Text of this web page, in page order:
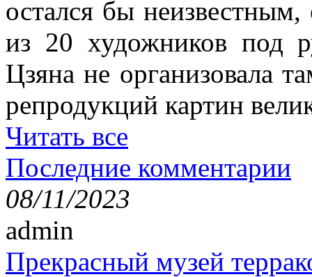
остался бы
из 20 художников под
Цзяна не организовала
репродукций картин
Читать все
Последние комментарии
08/11/2023
admin
Прекрасный музей